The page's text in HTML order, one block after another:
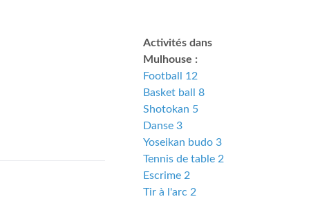
Activités dans
Mulhouse :
Football 12
Basket ball 8
Shotokan 5
Danse 3
Yoseikan budo 3
Tennis de table 2
Escrime 2
Tir à l'arc 2